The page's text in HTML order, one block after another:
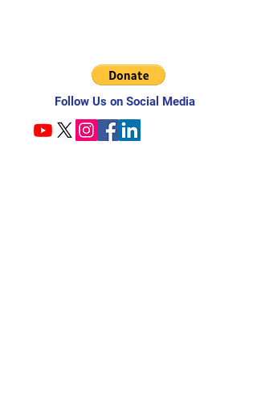
Follow Us on Social Media